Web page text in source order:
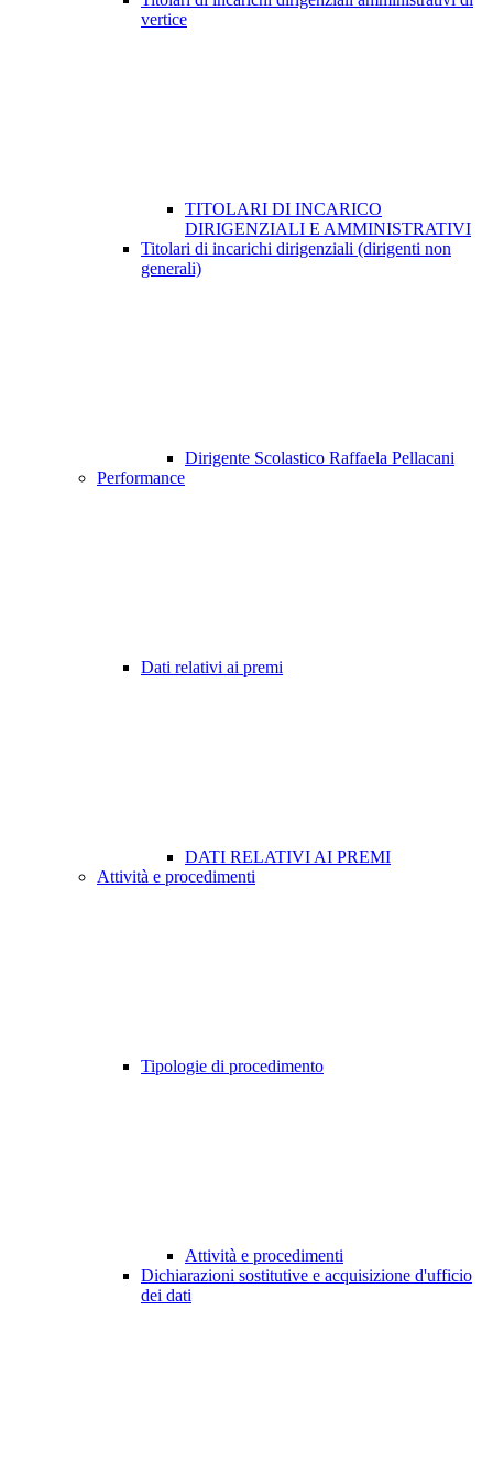
vertice
TITOLARI DI INCARICO
DIRIGENZIALI E AMMINISTRATIVI
Titolari di incarichi dirigenziali (dirigenti non
generali)
Dirigente Scolastico Raffaela Pellacani
Performance
Dati relativi ai premi
DATI RELATIVI AI PREMI
Attività e procedimenti
Tipologie di procedimento
Attività e procedimenti
Dichiarazioni sostitutive e acquisizione d'ufficio
dei dati